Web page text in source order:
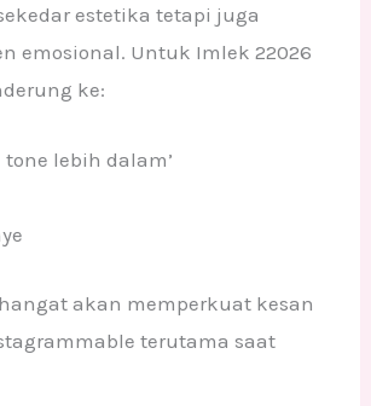
estetika tetapi juga
emosional. Untuk Imlek 22026
ke:
lebih dalam’
akan memperkuat kesan
terutama saat